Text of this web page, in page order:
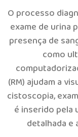
O processo
exame de urina
presença de
como
(RM) ajudam a
cistoscopia,
é inserido pela
detalhada e